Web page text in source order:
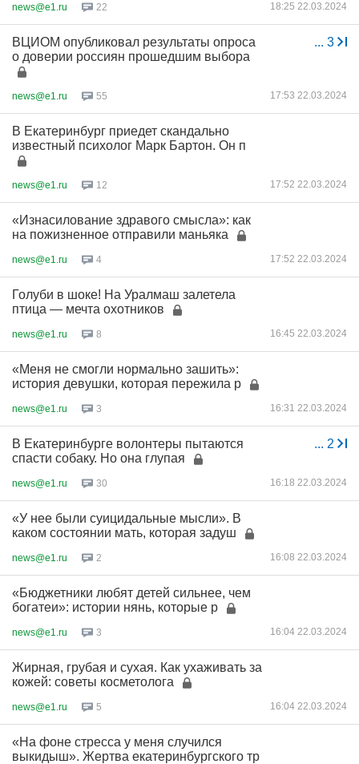
news@e1.ru 22 18:25 22.03.2024
... 3
ВЦИОМ опубликовал результаты опроса
о доверии россиян прошедшим выбора
news@e1.ru 55 17:53 22.03.2024
В Екатеринбург приедет скандально
известный психолог Марк Бартон. Он п
news@e1.ru 12 17:52 22.03.2024
«Изнасилование здравого смысла»: как
на пожизненное отправили маньяка
news@e1.ru 4 17:52 22.03.2024
Голуби в шоке! На Уралмаш залетела
птица — мечта охотников
news@e1.ru 8 16:45 22.03.2024
«Меня не смогли нормально зашить»:
история девушки, которая пережила р
news@e1.ru 3 16:31 22.03.2024
... 2
В Екатеринбурге волонтеры пытаются
спасти собаку. Но она глупая
news@e1.ru 30 16:18 22.03.2024
«У нее были суицидальные мысли». В
каком состоянии мать, которая задуш
news@e1.ru 2 16:08 22.03.2024
«Бюджетники любят детей сильнее, чем
богатеи»: истории нянь, которые р
news@e1.ru 3 16:04 22.03.2024
Жирная, грубая и сухая. Как ухаживать за
кожей: советы косметолога
news@e1.ru 5 16:04 22.03.2024
«На фоне стресса у меня случился
выкидыш». Жертва екатеринбургского тр